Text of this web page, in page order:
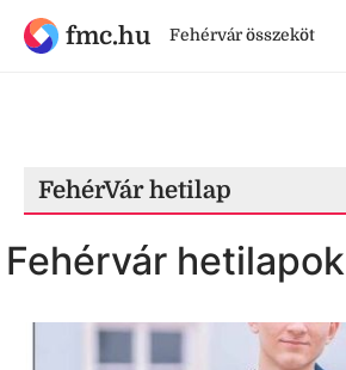
fmc.hu Fehérvár összeköt
FehérVár hetilap
Fehérvár hetilapok